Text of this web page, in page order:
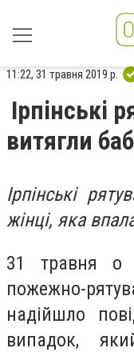
11:22, 31 травня 2019 р.
Ірпінські
витягли
Ірпінські
жінці, яка
31 травня о
пожежно-
надійшло
випадок,